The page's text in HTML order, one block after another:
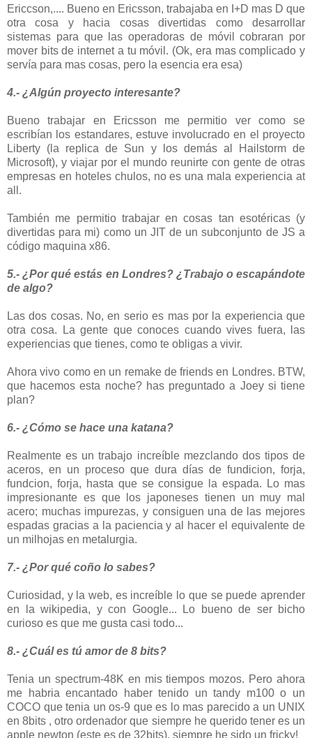
Ericcson,.... Bueno en Ericsson, trabajaba en I+D mas D que
otra cosa y hacia cosas divertidas como desarrollar
sistemas para que las operadoras de móvil cobraran por
mover bits de internet a tu móvil. (Ok, era mas complicado y
servía para mas cosas, pero la esencia era esa)
4.- ¿Algún proyecto interesante?
Bueno trabajar en Ericsson me permitio ver como se
escribían los estandares, estuve involucrado en el proyecto
Liberty (la replica de Sun y los demás al Hailstorm de
Microsoft), y viajar por el mundo reunirte con gente de otras
empresas en hoteles chulos, no es una mala experiencia at
all.
También me permitio trabajar en cosas tan esotéricas (y
divertidas para mi) como un JIT de un subconjunto de JS a
código maquina x86.
5.- ¿Por qué estás en Londres? ¿Trabajo o escapándote
de algo?
Las dos cosas. No, en serio es mas por la experiencia que
otra cosa. La gente que conoces cuando vives fuera, las
experiencias que tienes, como te obligas a vivir.
Ahora vivo como en un remake de friends en Londres. BTW,
que hacemos esta noche? has preguntado a Joey si tiene
plan?
6.- ¿Cómo se hace una katana?
Realmente es un trabajo increíble mezclando dos tipos de
aceros, en un proceso que dura días de fundicion, forja,
fundcion, forja, hasta que se consigue la espada. Lo mas
impresionante es que los japoneses tienen un muy mal
acero; muchas impurezas, y consiguen una de las mejores
espadas gracias a la paciencia y al hacer el equivalente de
un milhojas en metalurgia.
7.- ¿Por qué coño lo sabes?
Curiosidad, y la web, es increíble lo que se puede aprender
en la wikipedia, y con Google... Lo bueno de ser bicho
curioso es que me gusta casi todo...
8.- ¿Cuál es tú amor de 8 bits?
Tenia un spectrum-48K en mis tiempos mozos. Pero ahora
me habria encantado haber tenido un tandy m100 o un
COCO que tenia un os-9 que es lo mas parecido a un UNIX
en 8bits , otro ordenador que siempre he querido tener es un
apple newton (este es de 32bits), siempre he sido un fricky!